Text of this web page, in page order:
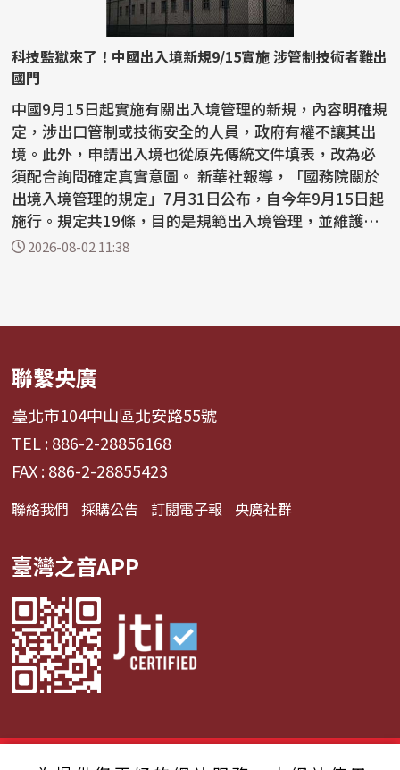
科技監獄來了！中國出入境新規9/15實施 涉管制技術者難出
國門
中國9月15日起實施有關出入境管理的新規，內容明確規
定，涉出口管制或技術安全的人員，政府有權不讓其出
境。此外，申請出入境也從原先傳統文件填表，改為必
須配合詢問確定真實意圖。 新華社報導，「國務院關於
出境入境管理的規定」7月31日公布，自今年9月15日起
施行。規定共19條，目的是規範出入境管理，並維護國
家主...
2026-08-02 11:38
聯繫央廣
臺北市104中山區北安路55號
TEL : 886-2-28856168
FAX : 886-2-28855423
聯絡我們 採購公告 訂閱電子報 央廣社群
臺灣之音APP